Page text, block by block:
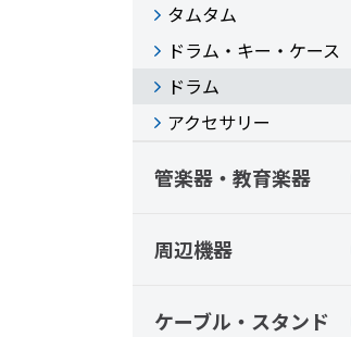
タムタム
ドラム・キー・ケース
ドラム
アクセサリー
管楽器・教育楽器
周辺機器
ケーブル・スタンド